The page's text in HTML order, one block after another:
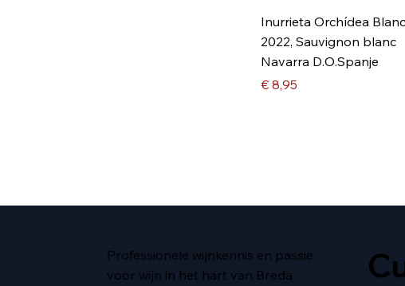
Inurrieta Orchídea
2022, Sauvignon blanc
Navarra D.O.Spanje
Prijs
€ 8,95
Professionele wijnkennis en passie
voor wijn in het hart van Breda.